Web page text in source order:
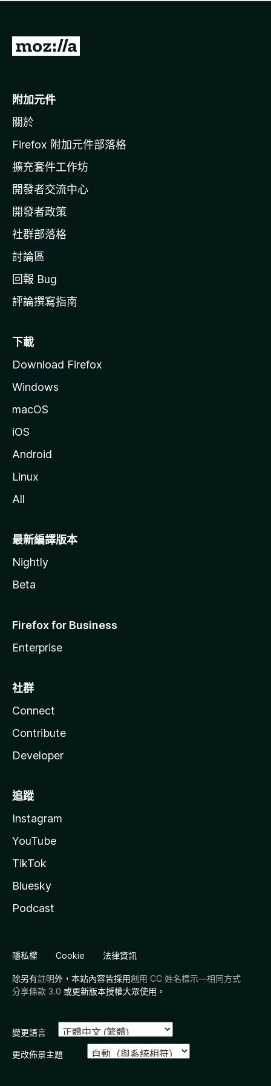
有
前
o
i
l
a
官
網
附加元件
關於
Firefox 附加元件部落格
擴充套件工作坊
開發者交流中心
開發者政策
社群部落格
討論區
回報 Bug
評論撰寫指南
下載
Download Firefox
Windows
macOS
iOS
Android
Linux
All
最新編譯版本
Nightly
Beta
Firefox for Business
Enterprise
社群
Connect
Contribute
Developer
追蹤
Instagram
YouTube
TikTok
Bluesky
Podcast
隱私權 Cookie 法律資訊
除另有註明外，本站內容皆採用創用 CC 姓名標示—相同方式
分享條款 3.0 或更新版本授權大眾使用。
變更語言
更改佈景主題